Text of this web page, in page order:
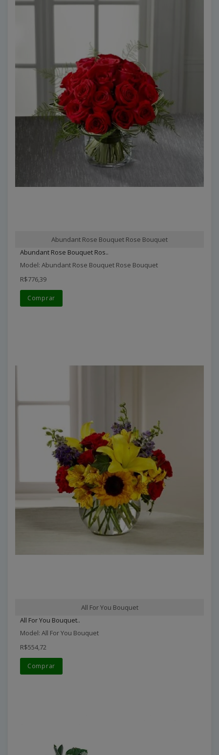
Abundant Rose Bouquet Rose Bouquet
Abundant Rose Bouquet Ros..
Model: Abundant Rose Bouquet Rose Bouquet
R$776,39
Comprar
All For You Bouquet
All For You Bouquet..
Model: All For You Bouquet
R$554,72
Comprar